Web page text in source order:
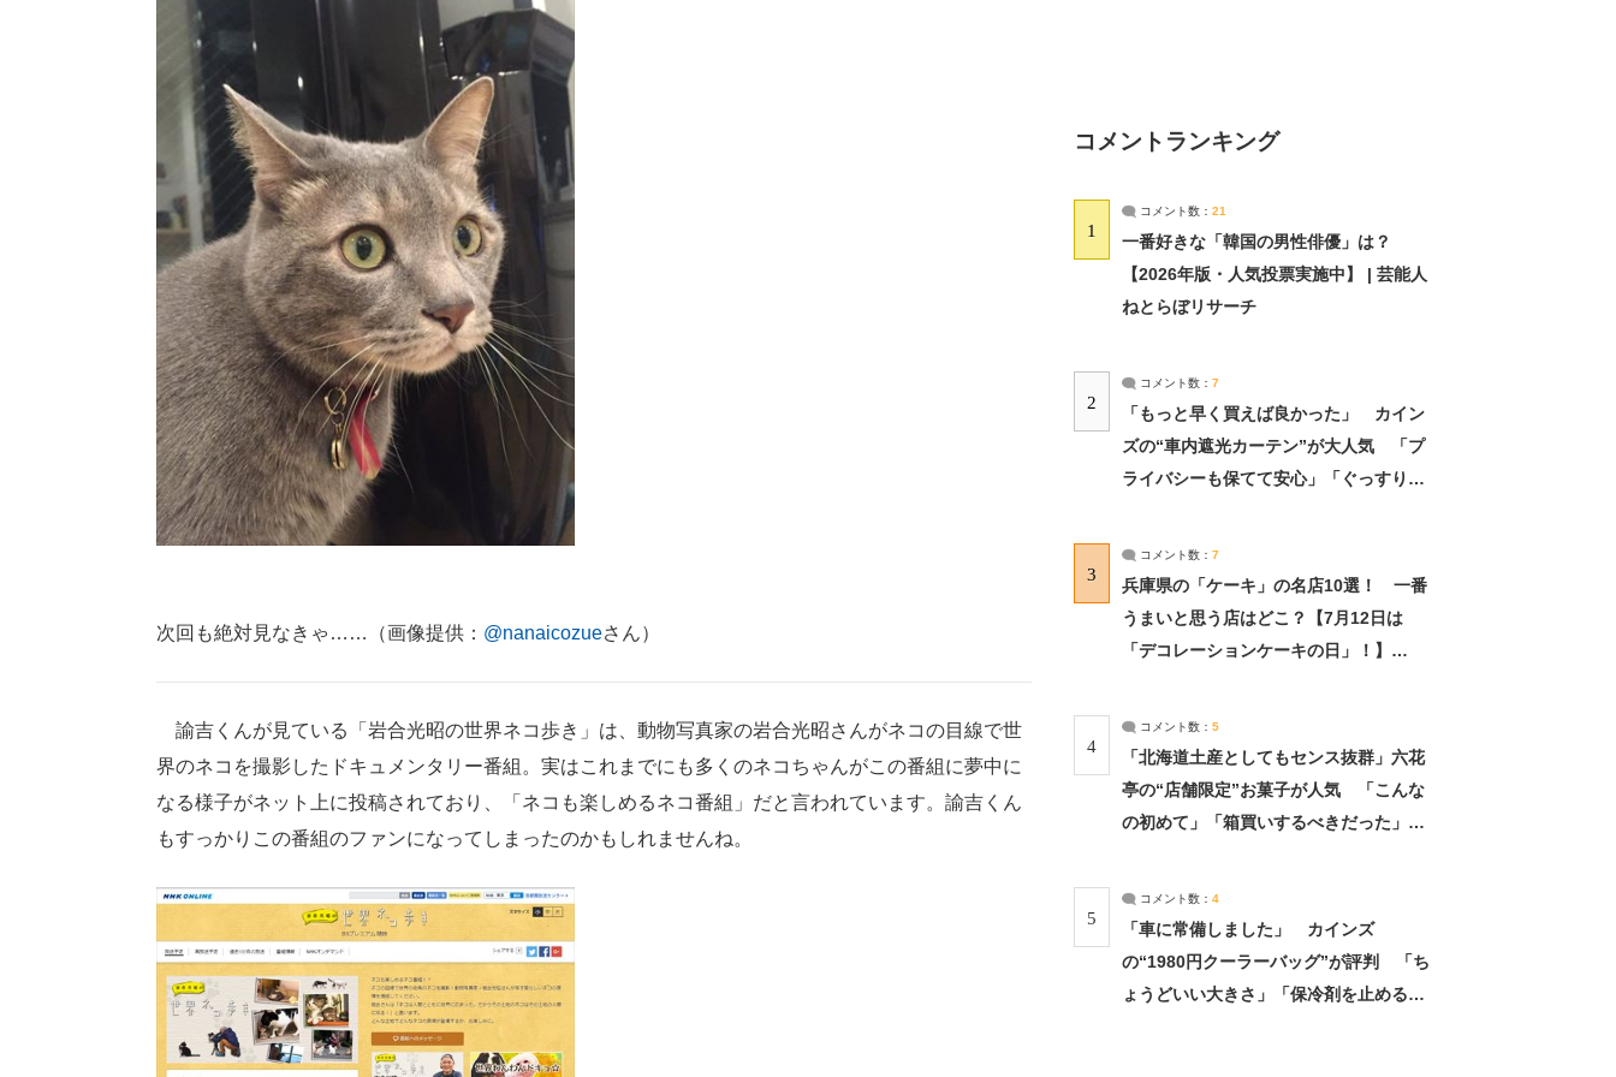
次回も絶対見なきゃ……（画像提供： @nanaicozueさん）
諭吉くんが見ている「岩合光昭の世界ネコ歩き」は、動物写真家の岩合光昭さんがネコの目線で世
界のネコを撮影したドキュメンタリー番組。実はこれまでにも多くのネコちゃんがこの番組に夢中に
なる様子がネット上に投稿されており、「ネコも楽しめるネコ番組」だと言われています。諭吉くん
もすっかりこの番組のファンになってしまったのかもしれませんね。
コメントランキング
1
コメント数： 21
一番好きな「韓国の男性俳優」は？
【2026年版・人気投票実施中】 | 芸能人
ねとらぼリサーチ
2
コメント数： 7
「もっと早く買えば良かった」 カイン
ズの“車内遮光カーテン”が大人気 「プ
ライバシーも保てて安心」「ぐっすり眠
3
コメント数： 7
兵庫県の「ケーキ」の名店10選！ 一番
うまいと思う店はどこ？【7月12日は
「デコレーションケーキの日」！】
4
コメント数： 5
「北海道土産としてもセンス抜群」六花
亭の“店舗限定”お菓子が人気 「こんな
の初めて」「箱買いするべきだった」
5
コメント数： 4
「車に常備しました」 カインズ
の“1980円クーラーバッグ”が評判 「ち
ょうどいい大きさ」「保冷剤を止めるベ